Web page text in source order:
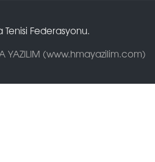
Federasyonu.
YAZILIM (www.hmayazilim.com)